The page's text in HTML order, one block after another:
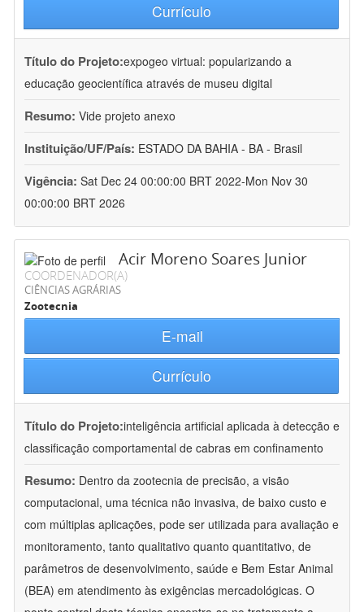
Currículo
Título do Projeto:expogeo virtual: popularizando a
educação geocientífica através de museu digital
Resumo: Vide projeto anexo
Instituição/UF/País: ESTADO DA BAHIA - BA - Brasil
Vigência: Sat Dec 24 00:00:00 BRT 2022-Mon Nov 30
00:00:00 BRT 2026
Acir Moreno Soares Junior
COORDENADOR(A)
CIÊNCIAS AGRÁRIAS
Zootecnia
E-mail
Currículo
Título do Projeto:inteligência artificial aplicada à detecção e
classificação comportamental de cabras em confinamento
Resumo: Dentro da zootecnia de precisão, a visão
computacional, uma técnica não invasiva, de baixo custo e
com múltiplas aplicações, pode ser utilizada para avaliação e
monitoramento, tanto qualitativo quanto quantitativo, de
parâmetros de desenvolvimento, saúde e Bem Estar Animal
(BEA) em atendimento às exigências mercadológicas. O